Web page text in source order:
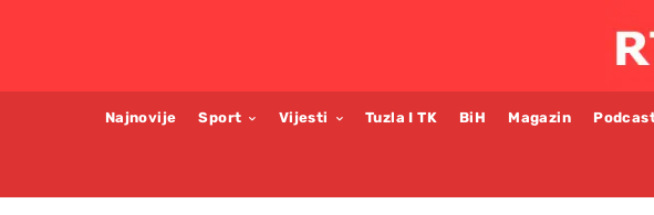
Najnovije Sport Vijesti Tuzla I TK BiH Magazin